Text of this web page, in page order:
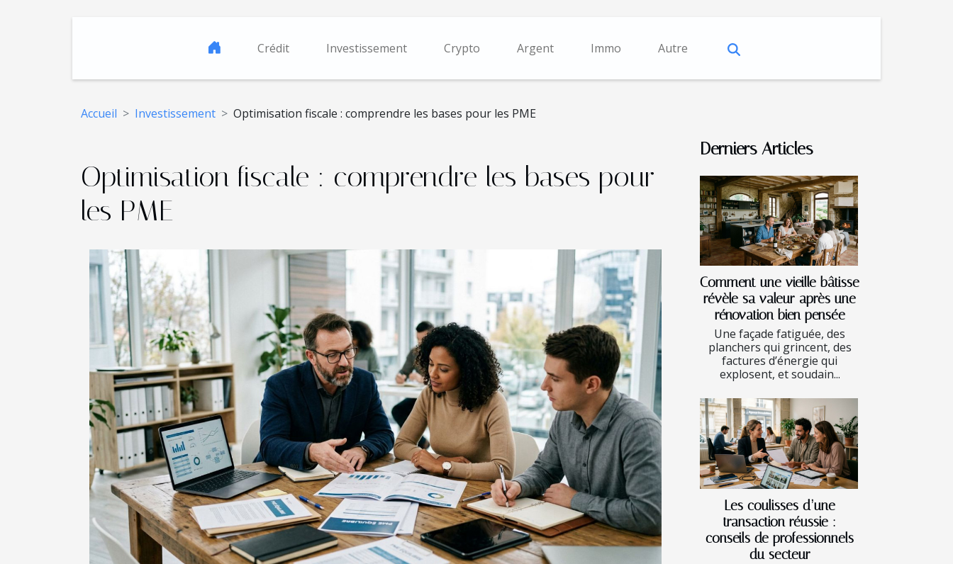
Crédit Investissement Crypto Argent Immo Autre
Accueil Investissement Optimisation fiscale : comprendre les bases pour les PME
Optimisation fiscale : comprendre les bases pour
les PME
Derniers Articles
Comment une vieille bâtisse
révèle sa valeur après une
rénovation bien pensée
Une façade fatiguée, des
planchers qui grincent, des
factures d’énergie qui
explosent, et soudain...
Les coulisses d’une
transaction réussie :
conseils de professionnels
du secteur